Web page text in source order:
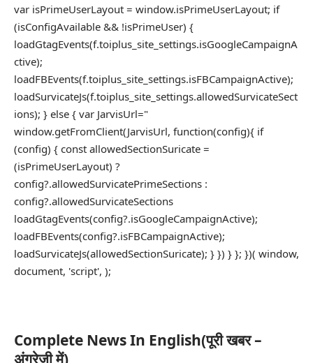
var isPrimeUserLayout = window.isPrimeUserLayout; if
(isConfigAvailable && !isPrimeUser) {
loadGtagEvents(f.toiplus_site_settings.isGoogleCampaignA
ctive);
loadFBEvents(f.toiplus_site_settings.isFBCampaignActive);
loadSurvicateJs(f.toiplus_site_settings.allowedSurvicateSect
ions); } else { var JarvisUrl="
window.getFromClient(JarvisUrl, function(config){ if
(config) { const allowedSectionSuricate =
(isPrimeUserLayout) ?
config?.allowedSurvicatePrimeSections :
config?.allowedSurvicateSections
loadGtagEvents(config?.isGoogleCampaignActive);
loadFBEvents(config?.isFBCampaignActive);
loadSurvicateJs(allowedSectionSuricate); } }) } }; })( window,
document, 'script', );
Complete News In English(पूरी खबर –
अंग्रेज़ी में)